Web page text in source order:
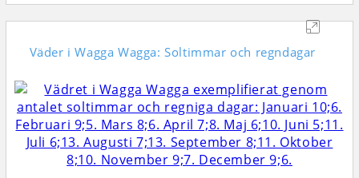
Väder i Wagga Wagga: Soltimmar och regndagar